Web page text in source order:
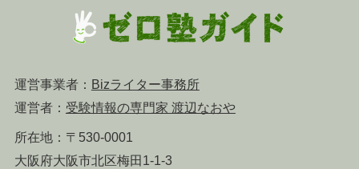
運営事業者： Bizライター事務所
運営者： 受験情報の専門家 渡辺なおや
所在地：〒530-0001
大阪府大阪市北区梅田1-1-3